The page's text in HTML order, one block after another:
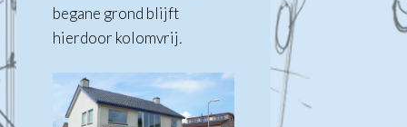
begane grond blijft
hierdoor kolomvrij.